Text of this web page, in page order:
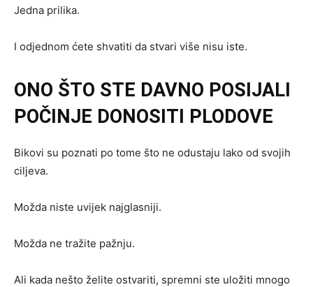
Jedna prilika.
I odjednom ćete shvatiti da stvari više nisu iste.
ONO ŠTO STE DAVNO POSIJALI
POČINJE DONOSITI PLODOVE
Bikovi su poznati po tome što ne odustaju lako od svojih
ciljeva.
Možda niste uvijek najglasniji.
Možda ne tražite pažnju.
Ali kada nešto želite ostvariti, spremni ste uložiti mnogo